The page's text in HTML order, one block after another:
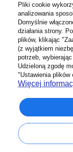
Pomoc
Pliki cookie
analizowania
Domyślnie
działania strony.
plików, klikając
(z wyjątkiem
potrzeb,
Udzieloną zgodę
"Ustawienia plików
Więcej